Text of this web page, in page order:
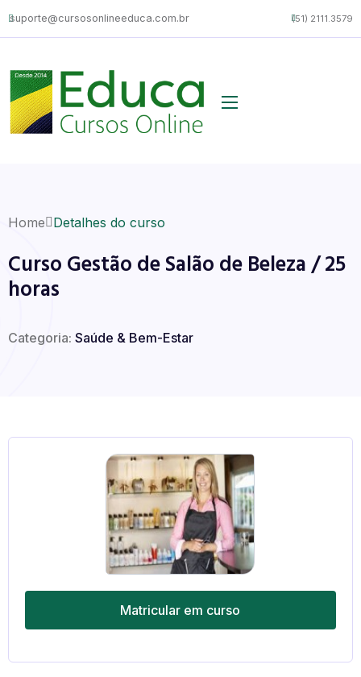
suporte@cursosonlineeduca.com.br (51) 2111.3579
Home Detalhes do curso
Curso Gestão de Salão de Beleza / 25
horas
Categoria: Saúde & Bem-Estar
Matricular em curso